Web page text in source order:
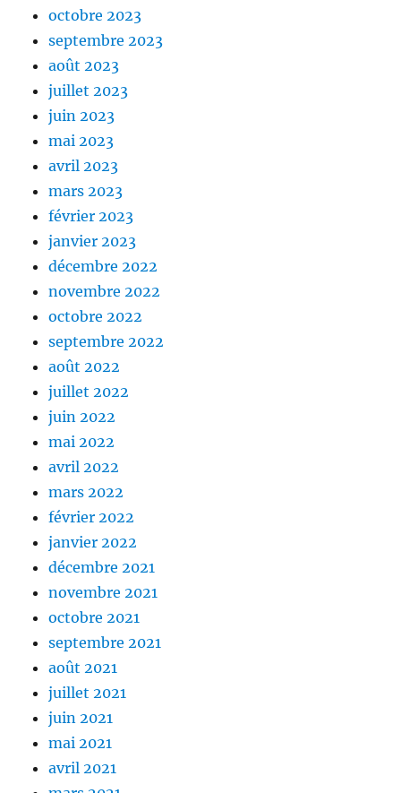
octobre 2023
septembre 2023
août 2023
juillet 2023
juin 2023
mai 2023
avril 2023
mars 2023
février 2023
janvier 2023
décembre 2022
novembre 2022
octobre 2022
septembre 2022
août 2022
juillet 2022
juin 2022
mai 2022
avril 2022
mars 2022
février 2022
janvier 2022
décembre 2021
novembre 2021
octobre 2021
septembre 2021
août 2021
juillet 2021
juin 2021
mai 2021
avril 2021